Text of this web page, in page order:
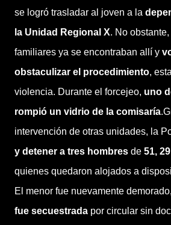
se logró trasladar al joven a la
la Unidad Regional X. No
familiares ya se encontraban allí y
obstaculizar el procedimiento,
violencia. Durante el forcejeo, uno
rompió un vidrio de la comisaría
intervención de otras unidades, la
y detener a tres hombres de 51,
quienes quedaron alojados a
El menor fue nuevamente
fue secuestrada por circular sin